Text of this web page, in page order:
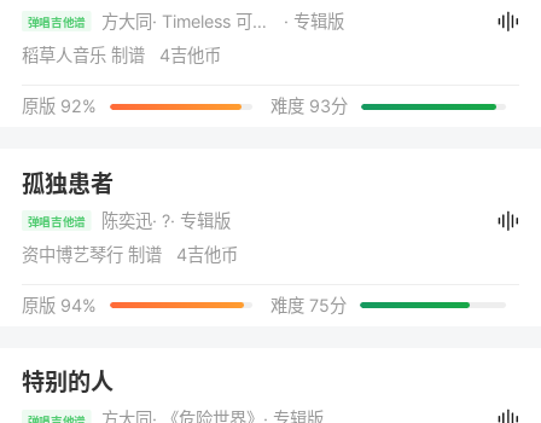
弹唱吉他谱 方大同 · Timeless 可啦思刻
· 专辑版
稻草人音乐 制谱 4吉他币
原版 92% 难度 93分
孤独患者
弹唱吉他谱 陈奕迅· ?· 专辑版
资中博艺琴行 制谱 4吉他币
原版 94% 难度 75分
特别的人
方大同· 《危险世界》 · 专辑版